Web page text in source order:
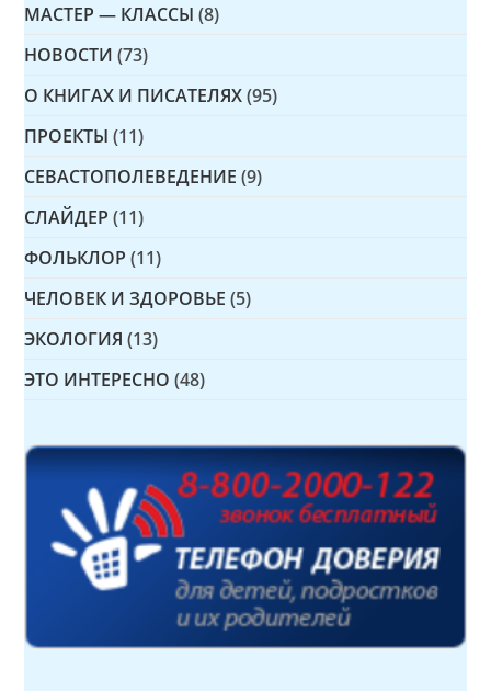
МАСТЕР — КЛАССЫ (8)
НОВОСТИ (73)
О КНИГАХ И ПИСАТЕЛЯХ (95)
ПРОЕКТЫ (11)
СЕВАСТОПОЛЕВЕДЕНИЕ (9)
СЛАЙДЕР (11)
ФОЛЬКЛОР (11)
ЧЕЛОВЕК И ЗДОРОВЬЕ (5)
ЭКОЛОГИЯ (13)
ЭТО ИНТЕРЕСНО (48)